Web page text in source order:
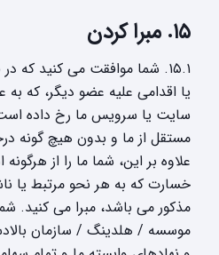
۱۵. مبرا کردن
۱۵.۱. شما موافقت می کنید که
یا اقدامی علیه عضو دیگر، که
سایت یا سرویس ما رخ داده
مستقل از ما و بدون هیچ گونه
علاوه بر این، شما ما را از
خسارت که به هر نحو مرتبط یا
مذکور می باشد، مبرا می کنید.
موسسه / هلدینگ / سازمان